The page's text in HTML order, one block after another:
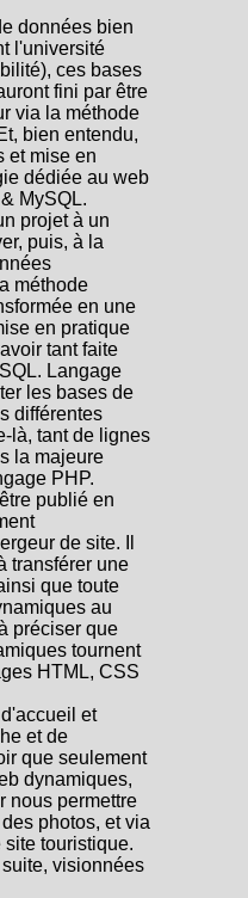
données bien
l'université
ces bases
fini par être
via la méthode
bien entendu,
et mise en
dédiée au web
MySQL.
projet à un
puis, à la
méthode
en une
en pratique
tant faite
Langage
les bases de
différentes
là, tant de lignes
la majeure
PHP.
publié en
de site. Il
transférer une
que toute
au
préciser que
tournent
HTML, CSS
et
et de
que seulement
dynamiques,
nous permettre
photos, et via
site touristique.
visionnées